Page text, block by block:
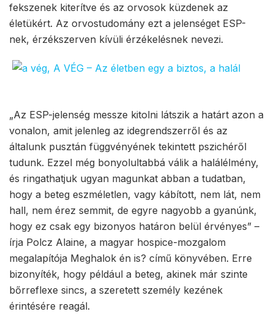
fekszenek kiterítve és az orvosok küzdenek az
életükért. Az orvostudomány ezt a jelenséget ESP-
nek, érzékszerven kívüli érzékelésnek nevezi.
„Az ESP-jelenség messze kitolni látszik a határt azon a
vonalon, amit jelenleg az idegrendszerről és az
általunk pusztán függvényének tekintett pszichéről
tudunk. Ezzel még bonyolultabbá válik a halálélmény,
és ringathatjuk ugyan magunkat abban a tudatban,
hogy a beteg eszméletlen, vagy kábított, nem lát, nem
hall, nem érez semmit, de egyre nagyobb a gyanúnk,
hogy ez csak egy bizonyos határon belül érvényes” –
írja Polcz Alaine, a magyar hospice-mozgalom
megalapítója Meghalok én is? című könyvében. Erre
bizonyíték, hogy például a beteg, akinek már szinte
bőrreflexe sincs, a szeretett személy kezének
érintésére reagál.